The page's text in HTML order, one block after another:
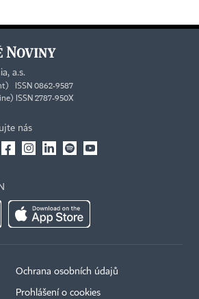
a.s.
ISSN 0862-9587
ISSN 2787-950X
nás
Ochrana osobních údajů
Prohlášení o cookies